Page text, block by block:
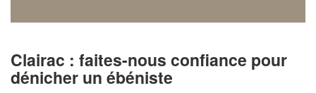
Clairac : faites-nous confiance pour
dénicher un ébéniste